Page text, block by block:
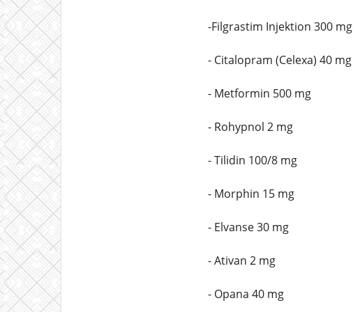
-Filgrastim Injektion 300 mg
- Citalopram (Celexa) 40 mg
- Metformin 500 mg
- Rohypnol 2 mg
- Tilidin 100/8 mg
- Morphin 15 mg
- Elvanse 30 mg
- Ativan 2 mg
- Opana 40 mg